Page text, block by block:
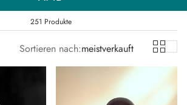
251 Produkte
Sortieren nach:meistverkauft